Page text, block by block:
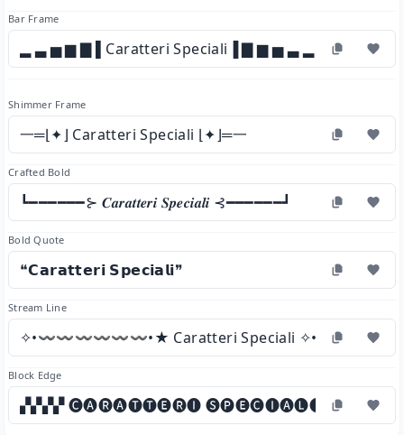
Bar Frame
▂ ▃ ▅ ▆ ▇ ▌Caratteri Speciali▐ ▇ ▆ ▅ ▃ ▂
Shimmer Frame
一═⌊✦⌋ Caratteri Speciali ⌊✦⌋═一
Crafted Bold
┗━━━━━━⊱ 𝑪𝒂𝒓𝒂𝒕𝒕𝒆𝒓𝒊 𝑺𝒑𝒆𝒄𝒊𝒂𝒍𝒊 ⊰━━━━━━┛
Bold Quote
❝𝗖𝗮𝗿𝗮𝘁𝘁𝗲𝗿𝗶 𝗦𝗽𝗲𝗰𝗶𝗮𝗹𝗶❞
Stream Line
✧•〰〰〰〰〰〰•★ Caratteri Speciali ✧•〰〰〰〰
Block Edge
▞▞▞▞ 🅒🅐🅡🅐🅣🅣🅔🅡🅘 🅢🅟🅔🅒🅘🅐🅛🅘 ▞▞▞▞